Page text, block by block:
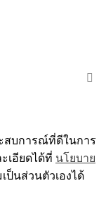
สบการณ์ที่ดีในการ
เอียดได้ที่ นโยบาย
ป็นส่วนตัวเองได้